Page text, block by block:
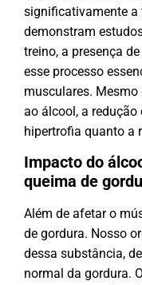
significativamente a
demonstram
treino, a presença
esse processo
musculares.
ao álcool, a
hipertrofia quanto a
Impacto do
queima de
Além de afetar o
de gordura. Nosso
dessa substância,
normal da gordura.